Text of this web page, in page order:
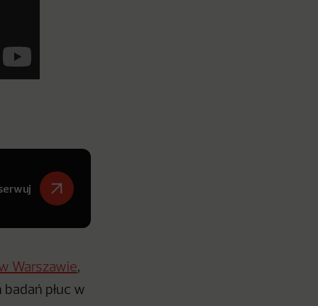
Warszawie,
płuc w